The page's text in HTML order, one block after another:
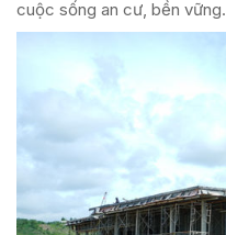
cuộc sống an cư, bền vững.